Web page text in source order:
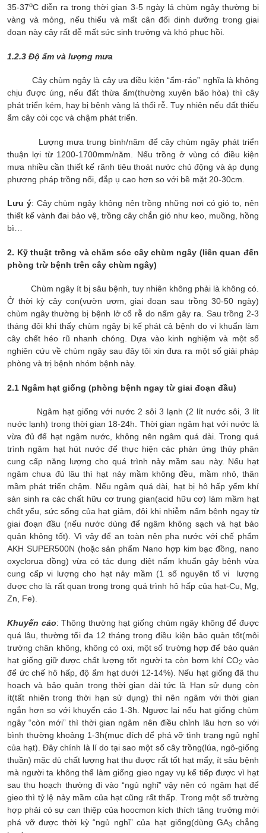
35-37oC diễn ra trong thời gian 3-5 ngày lá chùm ngây thường bị
vàng và mỏng, nếu thiếu và mất cân đối dinh dưỡng trong giai
đoạn này cây rất dễ mất sức sinh trưởng và khó phục hồi.
1.2.3 Độ ẩm và lượng mưa
Cây chùm ngây là cây ưa điều kiện “ẩm-ráo” nghĩa là không
chịu được úng, nếu đất thừa ẩm(thường xuyên bão hòa) thì cây
phát triển kém, hay bị bệnh vàng lá thối rễ. Tuy nhiên nếu đất thiếu
ẩm cây còi cọc và chậm phát triển.
Lượng mưa trung bình/năm để cây chùm ngây phát triển
thuận lợi từ 1200-1700mm/năm. Nếu trồng ở vùng có điều kiện
mưa nhiều cần thiết kế rãnh tiêu thoát nước chủ động và áp dụng
phương pháp trồng nổi, đắp ụ cao hơn so với bề mặt 20-30cm.
Lưu ý: Cây chùm ngây không nên trồng những nơi có gió to, nên
thiết kế vành đai bảo vệ, trồng cây chắn gió như keo, muồng, hồng
bì…
2. Kỹ thuật trồng và chăm sóc cây chùm ngây (liên quan đến
phòng trừ bệnh trên cây chùm ngây)
Chùm ngây ít bị sâu bệnh, tuy nhiên không phải là không có.
Ở thời kỳ cây con(vườn ươm, giai đoạn sau trồng 30-50 ngày)
chùm ngây thường bị bệnh lở cổ rễ do nấm gây ra. Sau trồng 2-3
tháng đôi khi thấy chùm ngây bị kế phát cả bệnh do vi khuẩn làm
cây chết héo rũ nhanh chóng. Dựa vào kinh nghiệm và một số
nghiên cứu về chùm ngây sau đây tôi xin đưa ra một số giải pháp
phòng và trị bệnh nhóm bệnh này.
2.1 Ngâm hạt giống (phòng bệnh ngay từ giai đoạn đầu)
Ngâm hạt giống với nước 2 sôi 3 lạnh (2 lít nước sôi, 3 lít
nước lạnh) trong thời gian 18-24h. Thời gian ngâm hạt với nước là
vừa đủ để hạt ngậm nước, không nên ngâm quá dài. Trong quá
trình ngâm hạt hút nước để thực hiện các phản ứng thủy phân
cung cấp năng lượng cho quá trình nảy mầm sau này. Nếu hạt
ngâm chưa đủ lâu thì hạt nảy mầm không đều, mầm nhỏ, thân
mầm phát triển chậm. Nếu ngâm quá dài, hạt bị hô hấp yếm khí
sản sinh ra các chất hữu cơ trung gian(acid hữu cơ) làm mầm hạt
chết yểu, sức sống của hạt giảm, đôi khi nhiễm nấm bệnh ngay từ
giai đoạn đầu (nếu nước dùng để ngâm không sạch và hạt bảo
quản không tốt). Vì vậy để an toàn nên pha nước với chế phẩm
AKH SUPER500N (hoặc sản phẩm Nano hợp kim bạc đồng, nano
oxyclorua đồng) vừa có tác dụng diệt nấm khuẩn gây bệnh vừa
cung cấp vi lượng cho hạt nảy mầm (1 số nguyên tố vi lượng
được cho là rất quan trọng trong quá trình hô hấp của hạt-Cu, Mg,
Zn, Fe).
Khuyến cáo: Thông thường hạt giống chùm ngây không để được
quá lâu, thường tối đa 12 tháng trong điều kiện bảo quản tốt(môi
trường chân không, không có oxi, một số trường hợp để bảo quản
hạt giống giữ được chất lượng tốt người ta còn bơm khí CO2vào
để ức chế hô hấp, độ ẩm hạt dưới 12-14%). Nếu hạt giống đã thu
hoạch và bảo quản trong thời gian dài tức là Hạn sử dụng còn
ít(tất nhiên trong thời hạn sử dụng) thì nên ngâm với thời gian
ngắn hơn so với khuyến cáo 1-3h. Ngược lại nếu hạt giống chùm
ngây “còn mới” thì thời gian ngâm nên điều chỉnh lâu hơn so với
bình thường khoảng 1-3h(mục đích để phá vỡ tình trạng ngủ nghỉ
của hạt). Đây chính là lí do tại sao một số cây trồng(lúa, ngô-giống
thuần) mặc dù chất lượng hạt thu được rất tốt hạt mẩy, ít sâu bệnh
mà người ta không thể làm giống gieo ngay vụ kế tiếp được vì hạt
sau thu hoạch thường đi vào “ngủ nghỉ” vậy nên có ngâm hạt để
gieo thì tỷ lệ nảy mầm của hạt cũng rất thấp. Trong một số trường
hợp phải có sự can thiệp của hoocmon kích thích tăng trưởng mới
phá vỡ được thời kỳ “ngủ nghỉ” của hạt giống(dùng GA3chẳng